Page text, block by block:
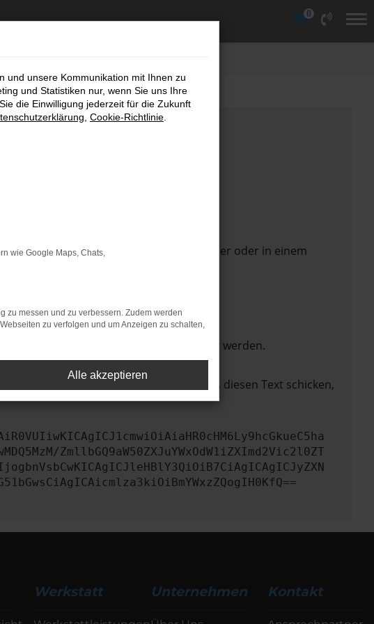
0
die Seite in einem anderen Browser oder in einem
Funktionen nicht mehr unterstützt werden.
Problem zu beheben. Du kannst uns diesen Text schicken,
ZmllbGQ9aW50ZXJuYWxOdW1iZXImd2Vic2l0ZT
Werkstatt Unternehmen Kontakt
und unsere Kommunikation mit Ihnen zu
und Statistiken nur, wenn Sie uns Ihre
die Einwilligung jederzeit für die Zukunft
Cookie-Richtlinie
wie Google Maps, Chats,
zu messen und zu verbessern. Zudem werden
zu verfolgen und um Anzeigen zu schalten,
Alle akzeptieren